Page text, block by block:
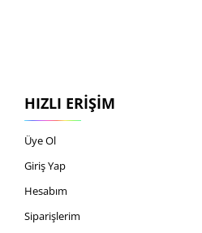
HIZLI ERIŞIM
Üye Ol
Giriş Yap
Hesabım
Siparişlerim